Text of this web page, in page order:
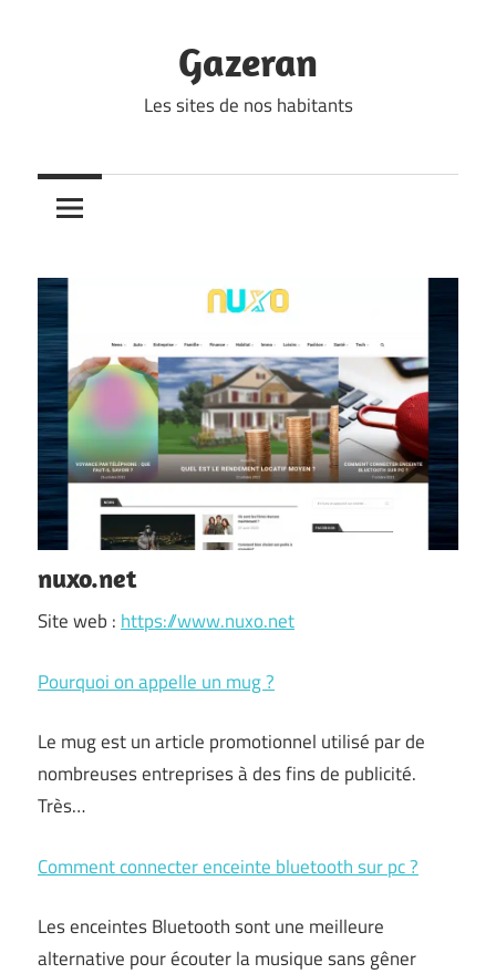
Gazeran
Les sites de nos habitants
nuxo.net
Site web : https://www.nuxo.net
Pourquoi on appelle un mug ?
Le mug est un article promotionnel utilisé par de
nombreuses entreprises à des fins de publicité.
Très…
Comment connecter enceinte bluetooth sur pc ?
Les enceintes Bluetooth sont une meilleure
alternative pour écouter la musique sans gêner